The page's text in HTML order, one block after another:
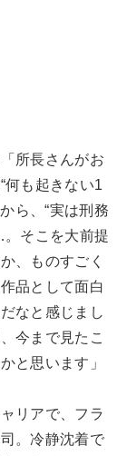
所長さんがお
何も起きない1
ら、“実は刑務
そこを大前提
、ものすごく
品として面白
なと感じまし
今まで見たこ
と思います」
リアで、フラ
。冷静沈着で